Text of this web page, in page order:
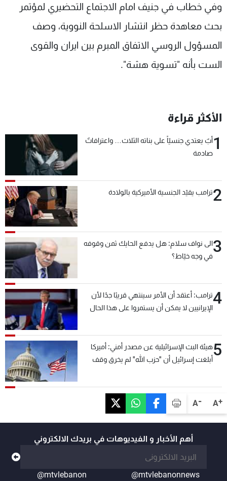
A+
A-
وفي خطاب في جنيف امام الاجتماع التحضيري لمؤتمر
بحث معاهدة حظر انتشار الاسلحة النووية، وصف
المسؤول الروسي الاتفاق المبرم بين ايران والقوى
الست بأنه "تسوية هشة".
الأكثر قراءة
1أبٌ يعتدي جنسيّاً على بناته الثلاث… واعترافاتٌ
صادمة
2ترامب يقيّد الجنسية الأميركية بالولادة
3الى نواف سلام: هل يدفع الحايك ثمن وقوفه
في وجه خيّاط؟
4ترامب: أعتقد أن الأمر سينتهي قريبًا جدًا لأن
الإيرانيين لا يمكن أن يستمروا على هذا الحال
5هيئة البث الإسرائيلية عن مصدر أمني: أميركا
أبلغت إسرائيل أن "حزب الله" لم يخرق وقف
أهم الأخبار و الفيديوهات في بريدك الالكتروني
@mtvlebanonnews
@mtvlebanon